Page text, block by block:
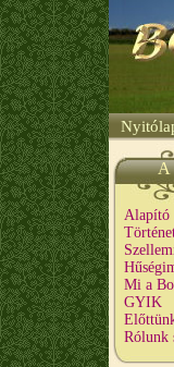
A
Alapító
Mi a
GYIK
Rólunk